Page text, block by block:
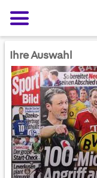
Ihre Auswahl